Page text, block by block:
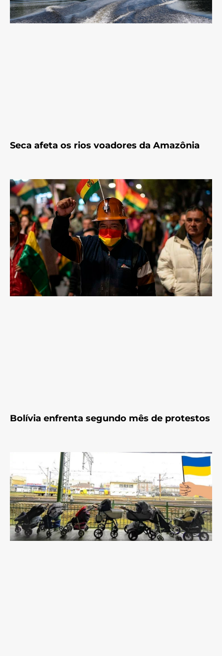
Seca afeta os rios voadores da Amazônia
Bolívia enfrenta segundo mês de protestos